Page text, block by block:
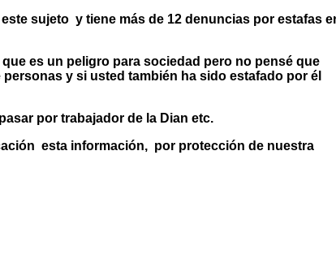
sujeto y tiene más de 12 denuncias por estafas
es un peligro para sociedad pero no pensé que
y si usted también ha sido estafado por él
por trabajador de la Dian etc.
esta información, por protección de nuestra